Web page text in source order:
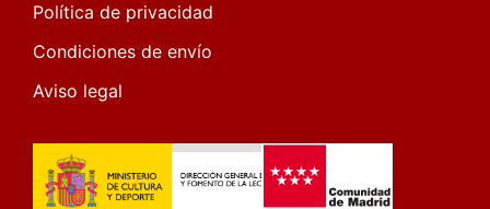
Política de privacidad
Condiciones de envío
Aviso legal